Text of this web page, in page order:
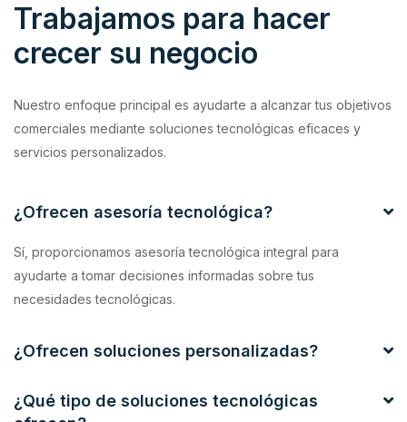
Trabajamos para hacer
crecer su negocio
Nuestro enfoque principal es ayudarte a alcanzar tus objetivos
comerciales mediante soluciones tecnológicas eficaces y
servicios personalizados.
¿Ofrecen asesoría tecnológica?
Sí, proporcionamos asesoría tecnológica integral para
ayudarte a tomar decisiones informadas sobre tus
necesidades tecnológicas.
¿Ofrecen soluciones personalizadas?
¿Qué tipo de soluciones tecnológicas